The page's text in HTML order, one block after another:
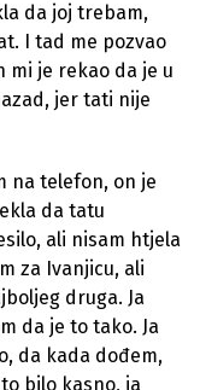
da joj trebam,
I tad me pozvao
mi je rekao da je u
jer tati nije
na telefon, on je
da tatu
ali nisam htjela
za Ivanjicu, ali
druga. Ja
da je to tako. Ja
da kada dođem,
bilo kasno, ja